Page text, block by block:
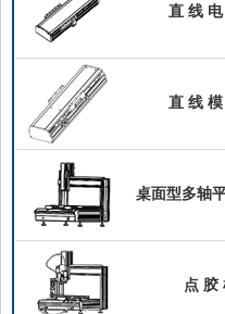
直 线
直 线 模
桌面型多轴
点 胶